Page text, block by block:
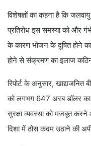
विशेषज्ञों का कहना है कि
प्रतिरोध इस समस्या को और
के कारण भोजन के दूषित होने
होने से संक्रमण का इलाज कठिन
रिपोर्ट के अनुसार, खाद्यजनित
को लगभग 647 अरब डॉलर
सुरक्षा व्यवस्था को मजबूत
दिशा में ठोस कदम उठाने की